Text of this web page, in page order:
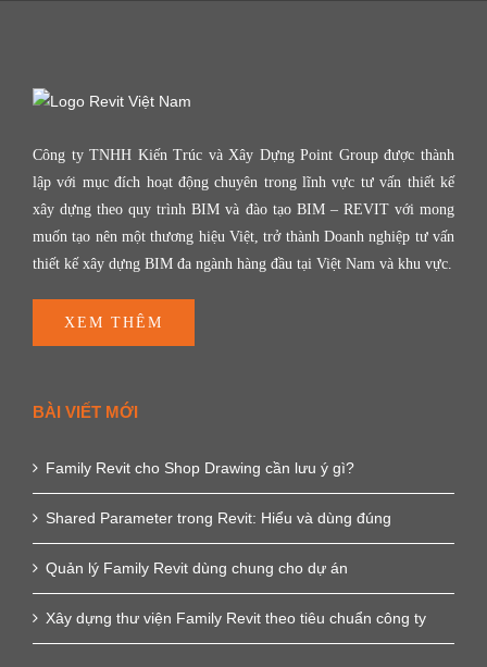
Công ty TNHH Kiến Trúc và Xây Dựng Point Group được thành
lập với mục đích hoạt động chuyên trong lĩnh vực tư vấn thiết kế
xây dựng theo quy trình BIM và đào tạo BIM – REVIT với mong
muốn tạo nên một thương hiệu Việt, trở thành Doanh nghiệp tư vấn
thiết kế xây dựng BIM đa ngành hàng đầu tại Việt Nam và khu vực.
XEM THÊM
BÀI VIẾT MỚI
Family Revit cho Shop Drawing cần lưu ý gì?
Shared Parameter trong Revit: Hiểu và dùng đúng
Quản lý Family Revit dùng chung cho dự án
Xây dựng thư viện Family Revit theo tiêu chuẩn công ty